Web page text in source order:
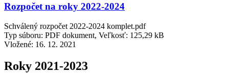
Rozpočet na roky 2022-2024
Schválený rozpočet 2022-2024 komplet.pdf
Typ súboru: PDF dokument, Veľkosť: 125,29 kB
Vložené: 16. 12. 2021
Roky 2021-2023